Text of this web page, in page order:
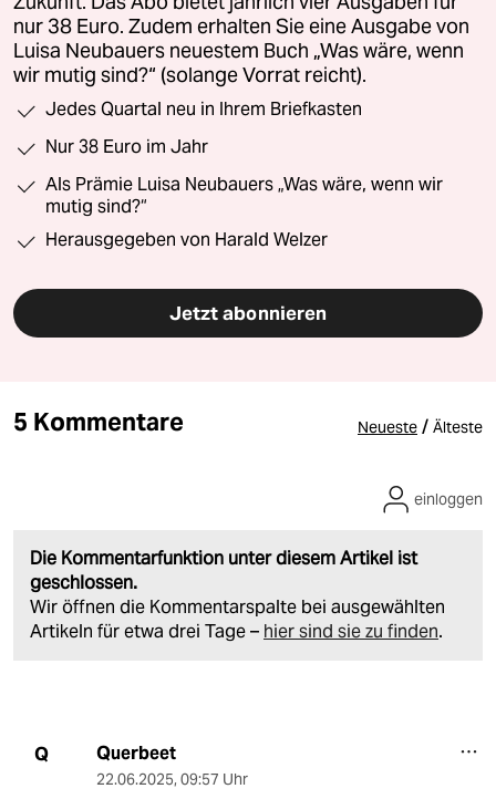
nur 38 Euro. Zudem erhalten Sie eine Ausgabe von
Luisa Neubauers neuestem Buch „Was wäre, wenn
wir mutig sind?“ (solange Vorrat reicht).
Jedes Quartal neu in Ihrem Briefkasten
Nur 38 Euro im Jahr
Als Prämie Luisa Neubauers „Was wäre, wenn wir
mutig sind?“
Herausgegeben von Harald Welzer
Jetzt abonnieren
5 Kommentare Neueste / Älteste
Die Kommentarfunktion unter diesem Artikel ist
geschlossen.
Wir öffnen die Kommentarspalte bei ausgewählten
Artikeln für etwa drei Tage – hier sind sie zu finden.
einloggen
Q Querbeet
22.06.2025, 09:57 Uhr